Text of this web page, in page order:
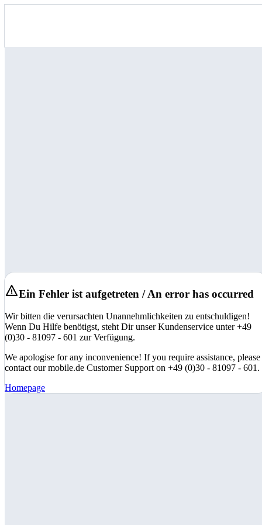
Ein Fehler ist aufgetreten / An error has occurred
Wir bitten die verursachten Unannehmlichkeiten zu entschuldigen!
Wenn Du Hilfe benötigst, steht Dir unser Kundenservice unter +49
(0)30 - 81097 - 601 zur Verfügung.
We apologise for any inconvenience! If you require assistance, please
contact our mobile.de Customer Support on +49 (0)30 - 81097 - 601.
Homepage